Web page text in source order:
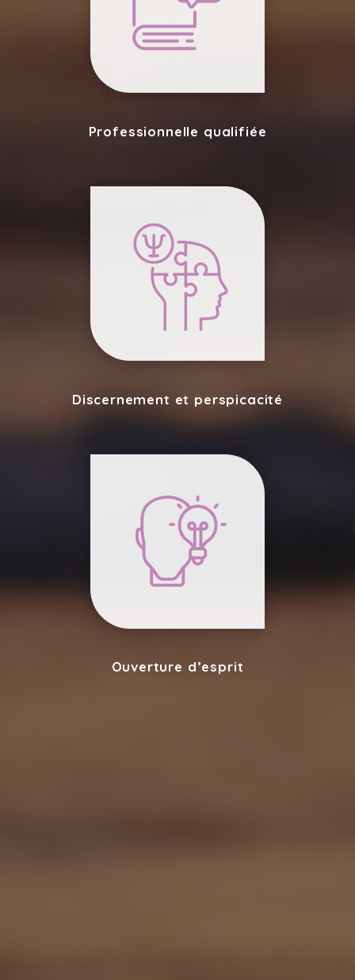
Professionnelle qualifiée
Discernement et perspicacité
Ouverture d’esprit